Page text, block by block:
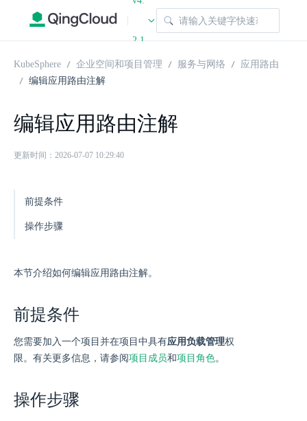
|
2.1
KubeSphere 企业空间和项目管理 服务与网络
应用路由
编辑应用路由注解
编辑应用路由注解
更新时间：2026-07-07 10:29:40
前提条件
操作步骤
本节介绍如何编辑应用路由注解。
前提条件
您需要加入一个项目并在项目中具有应用负载管理权
限。有关更多信息，请参阅项目成员和项目角色。
操作步骤